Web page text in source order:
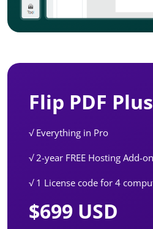
Flip PDF
√ Everything in Pro
√ 2-year FREE Hosting Add-
√ 1 License code for 4
$699 USD